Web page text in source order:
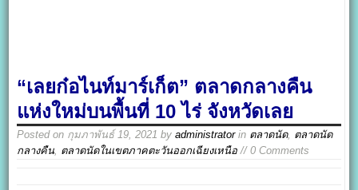
“เลยก๋อไนท์มาร์เก็ต” ตลาดกลางคืน
แห่งใหม่บนพื้นที่ 10 ไร่ จังหวัดเลย
Posted on กุมภาพันธ์ 19, 2021 byadministratorin ตลาดนัด, ตลาดนัด
กลางคืน, ตลาดนัดในเขตภาคตะวันออกเฉียงเหนือ // 0 Comments